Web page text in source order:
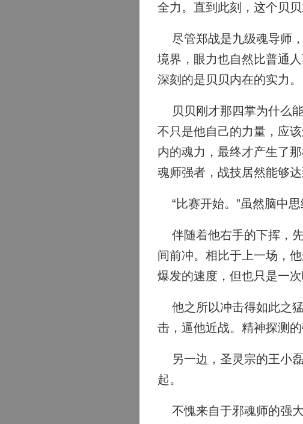
全力。直到此刻，这个贝
尽管郑战是九级魂导师
境界，眼力也自然比普通
深刻的是贝贝内在的实力。
贝贝刚才那四掌为什么
不只是他自己的力量，应
内的魂力，最终才产生了
魂师强者，战技居然能够达
“比赛开始。”虽然脑中思
伴随着他右手的下挥，
间前冲。相比于上一场，
爆发的速度，但也只是一
他之所以冲击得如此之
击，逼他近战。精神探测
另一边，圣灵宗的王小
起。
不愧来自于邪魂师的强大